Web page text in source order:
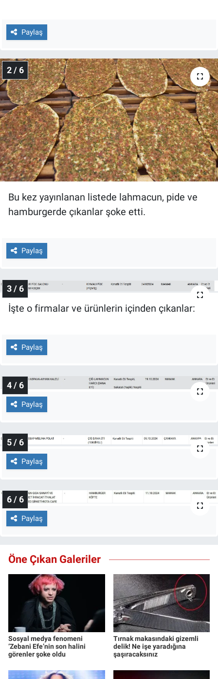
Paylaş
2 / 6
Bu kez yayınlanan listede lahmacun, pide ve
hamburgerde çıkanlar şoke etti.
Paylaş
3 / 6
İşte o firmalar ve ürünlerin içinden çıkanlar:
Paylaş
4 / 6
Paylaş
5 / 6
Paylaş
6 / 6
Paylaş
Öne Çıkan Galeriler
Sosyal medya fenomeni
‘Zebani Efe’nin son halini
görenler şoke oldu
Tırnak makasındaki gizemli
delik! Ne işe yaradığına
şaşıracaksınız
Nedir
Programlar
Sağlık
Spor
Teknoloji
Türkiye'nin Geleceği
Türkiye'nin Gündemi
Yerel Yaşam